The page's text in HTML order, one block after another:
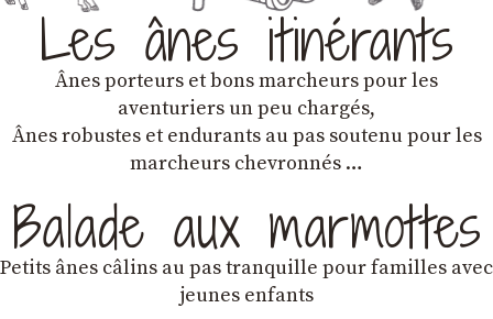
Les ânes itinérants
Ânes porteurs et bons marcheurs pour les
aventuriers un peu chargés,
Ânes robustes et endurants au pas soutenu pour les
marcheurs chevronnés …
Balade aux marmottes
Petits ânes câlins au pas tranquille pour familles avec
jeunes enfants